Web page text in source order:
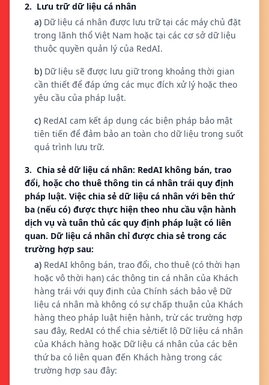
2. Lưu trữ dữ liệu cá nhân
a) Dữ liệu cá nhân được lưu trữ tại các máy chủ đặt
trong lãnh thổ Việt Nam hoặc tại các cơ sở dữ liệu
thuộc quyền quản lý của RedAI.
b) Dữ liệu sẽ được lưu giữ trong khoảng thời gian
cần thiết để đáp ứng các mục đích xử lý hoặc theo
yêu cầu của pháp luật.
c) RedAI cam kết áp dụng các biện pháp bảo mật
tiên tiến để đảm bảo an toàn cho dữ liệu trong suốt
quá trình lưu trữ.
3. Chia sẻ dữ liệu cá nhân: RedAI không bán, trao
đổi, hoặc cho thuê thông tin cá nhân trái quy định
pháp luật. Việc chia sẻ dữ liệu cá nhân với bên thứ
ba (nếu có) được thực hiện theo nhu cầu vận hành
dịch vụ và tuân thủ các quy định pháp luật có liên
quan. Dữ liệu cá nhân chỉ được chia sẻ trong các
trường hợp sau:
a) RedAI không bán, trao đổi, cho thuê (có thời hạn
hoặc vô thời hạn) các thông tin cá nhân của Khách
hàng trái với quy định của Chính sách bảo vệ Dữ
liệu cá nhân mà không có sự chấp thuận của Khách
hàng theo pháp luật hiện hành, trừ các trường hợp
sau đây, RedAI có thể chia sẻ/tiết lộ Dữ liệu cá nhân
của Khách hàng hoặc Dữ liệu cá nhân của các bên
thứ ba có liên quan đến Khách hàng trong các
trường hợp sau đây: